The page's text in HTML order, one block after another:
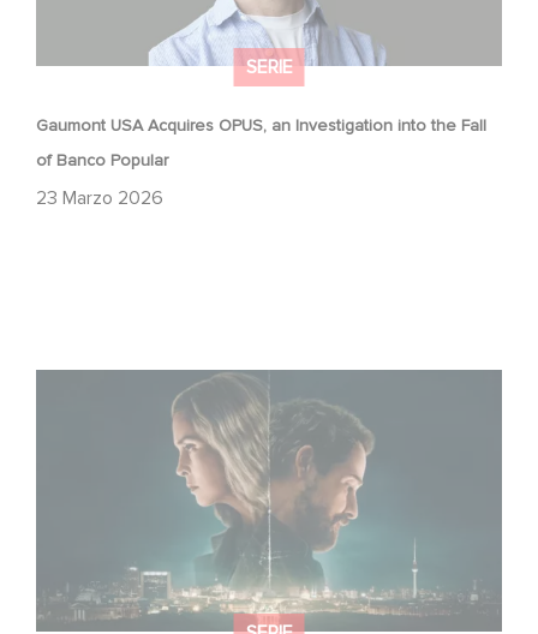
SERIE
Gaumont USA Acquires OPUS, an Investigation into the Fall
of Banco Popular
23 Marzo 2026
Unfamiliar è al n. 1 nella Top 10 di Netflix delle serie non in